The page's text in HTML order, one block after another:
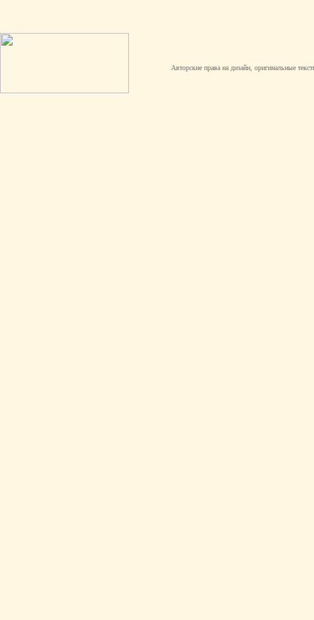
Авторские права на дизайн, оригинальные